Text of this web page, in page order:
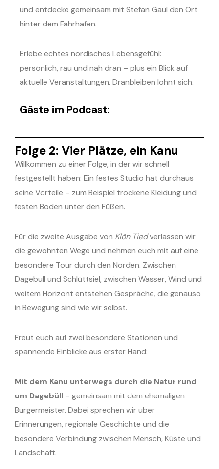
und entdecke gemeinsam mit Stefan Gaul den Ort
hinter dem Fährhafen.
Erlebe echtes nordisches Lebensgefühl:
persönlich, rau und nah dran – plus ein Blick auf
aktuelle Veranstaltungen. Dranbleiben lohnt sich.
Gäste im Podcast:
Folge 2: Vier Plätze, ein Kanu
Willkommen zu einer Folge, in der wir schnell
festgestellt haben: Ein festes Studio hat durchaus
seine Vorteile – zum Beispiel trockene Kleidung und
festen Boden unter den Füßen.
Für die zweite Ausgabe von Klön Tiedverlassen wir
die gewohnten Wege und nehmen euch mit auf eine
besondere Tour durch den Norden. Zwischen
Dagebüll und Schlüttsiel, zwischen Wasser, Wind und
weitem Horizont entstehen Gespräche, die genauso
in Bewegung sind wie wir selbst.
Freut euch auf zwei besondere Stationen und
spannende Einblicke aus erster Hand:
Mit dem Kanu unterwegs durch die Natur rund
um Dagebüll – gemeinsam mit dem ehemaligen
Bürgermeister. Dabei sprechen wir über
Erinnerungen, regionale Geschichte und die
besondere Verbindung zwischen Mensch, Küste und
Landschaft.